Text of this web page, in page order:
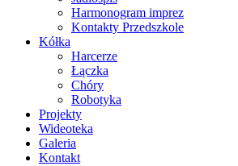
Harmonogram imprez
Kontakty Przedszkole
Kółka
Harcerze
Łączka
Chóry
Robotyka
Projekty
Wideoteka
Galeria
Kontakt